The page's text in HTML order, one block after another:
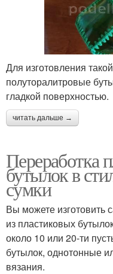
Для изготовления
полуторалитровые
гладкой поверхностью.
читать дальше →
Переработка
бутылок в
сумки
Вы можете изготовить
из пластиковых
около 10 или 20-ти
бутылок, однотонные
вязания.